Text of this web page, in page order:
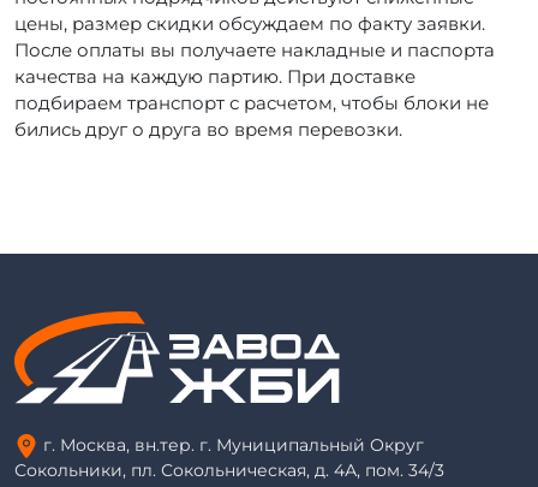
цены, размер скидки обсуждаем по факту заявки.
После оплаты вы получаете накладные и паспорта
качества на каждую партию. При доставке
подбираем транспорт с расчетом, чтобы блоки не
бились друг о друга во время перевозки.
г. Москва, вн.тер. г. Муниципальный Округ
Сокольники, пл. Сокольническая, д. 4А, пом. 34/3